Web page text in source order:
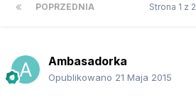
POPRZEDNIA Strona 1 z 2
Ambasadorka
Opublikowano 21 Maja 2015